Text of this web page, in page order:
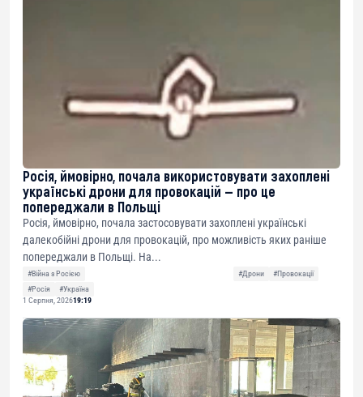
Росія, ймовірно, почала використовувати захоплені
українські дрони для провокацій — про це
попереджали в Польщі
Росія, ймовірно, почала застосовувати захоплені українські
далекобійні дрони для провокацій, про можливість яких раніше
попереджали в Польщі. На...
#Війна з Росією #Дрони
#Провокації
#Росія
#Україна
1 Серпня, 202619:19